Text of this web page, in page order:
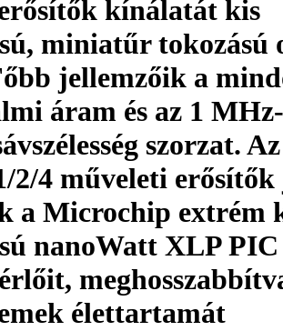
kínálatát kis
miniatűr tokozású
jellemzőik a
áram és az 1
szorzat. Az
2/4 műveleti
a Microchip extrém
nano­Watt XLP PIC
élettartamát